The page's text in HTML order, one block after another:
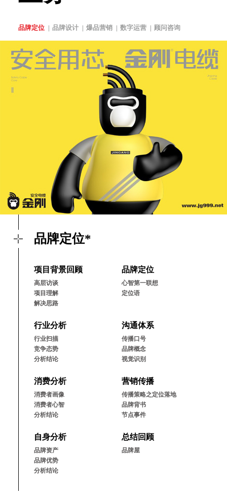
品牌定位*
项⽬背景回顾
⾼层访谈
项⽬理解
解决思路
品牌定位
⼼智第⼀联想
定位语
⾏业分析
⾏业扫描
竞争态势
分析结论
沟通体系
传播⼝号
品牌概念
视觉识别
消费分析
消费者画像
消费者⼼智
分析结论
营销传播
传播策略之定位落地
品牌背书
节点事件
⾃⾝分析
品牌资产
品牌优势
分析结论
总结回顾
品牌屋
品牌定位 品牌设计 爆品营销 数字运营 顾问咨询